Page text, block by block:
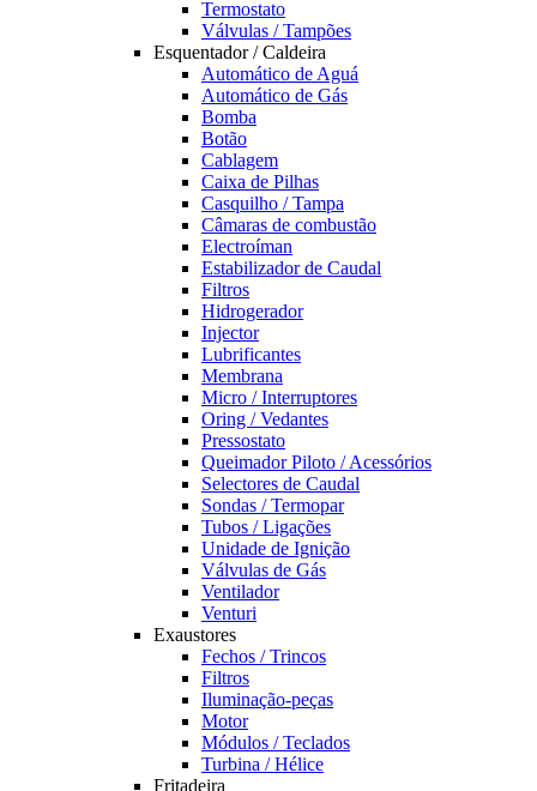
Termostato
Válvulas / Tampões
Esquentador / Caldeira
Automático de Aguá
Automático de Gás
Bomba
Botão
Cablagem
Caixa de Pilhas
Casquilho / Tampa
Câmaras de combustão
Electroíman
Estabilizador de Caudal
Filtros
Hidrogerador
Injector
Lubrificantes
Membrana
Micro / Interruptores
Oring / Vedantes
Pressostato
Queimador Piloto / Acessórios
Selectores de Caudal
Sondas / Termopar
Tubos / Ligações
Unidade de Ignição
Válvulas de Gás
Ventilador
Venturi
Exaustores
Fechos / Trincos
Filtros
Iluminação-peças
Motor
Módulos / Teclados
Turbina / Hélice
Fritadeira